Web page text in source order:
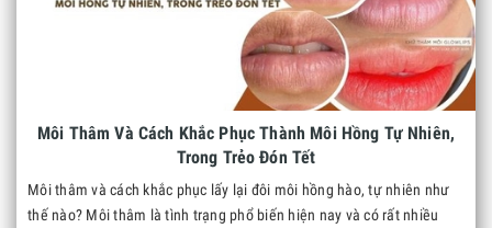
Môi Thâm Và Cách Khắc Phục Thành Môi Hồng Tự Nhiên,
Trong Trẻo Đón Tết
Môi thâm và cách khắc phục lấy lại đôi môi hồng hào, tự nhiên như
thế nào? Môi thâm là tình trạng phổ biến hiện nay và có rất nhiều